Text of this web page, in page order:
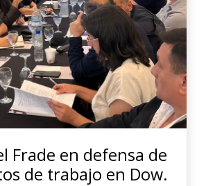
Frade en defensa de
de trabajo en Dow.